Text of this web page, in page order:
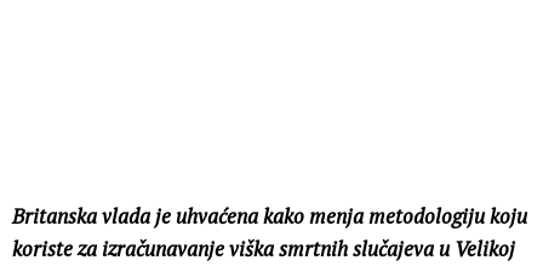
Britanska vlada je uhvaćena kako menja metodologiju koju
koriste za izračunavanje viška smrtnih slučajeva u Velikoj